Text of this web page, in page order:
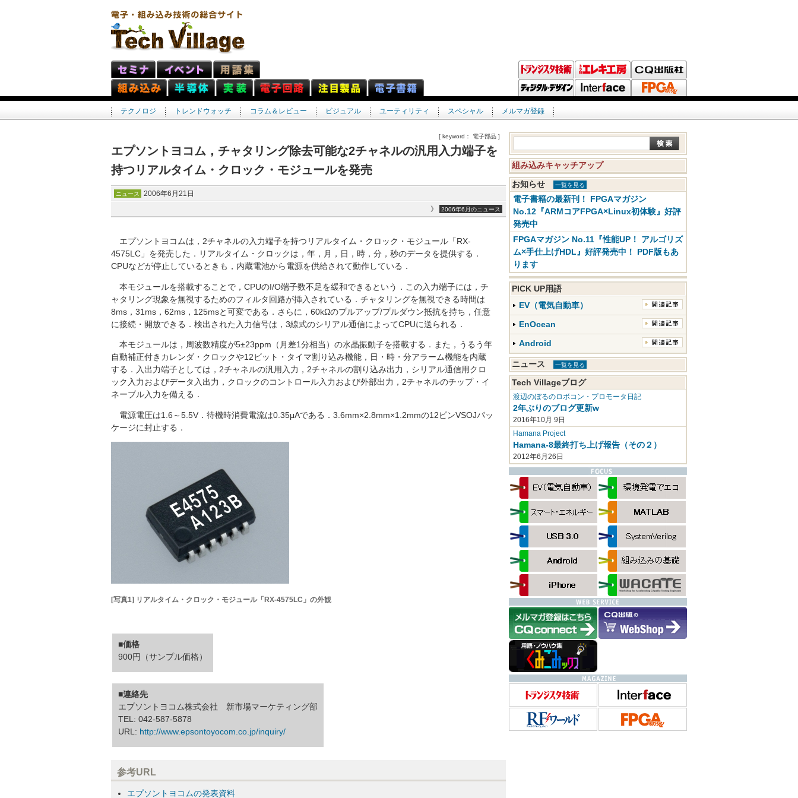
テクノロジ トレンドウォッチ コラム＆レビュー ビジュアル ユーティリティ スペシャル メルマガ登録
[ keyword： 電子部品 ]
エプソントヨコム，チャタリング除去可能な2チャネルの汎用入力端子を
持つリアルタイム・クロック・モジュールを発売
ニュース 2006年6月21日
》 2006年6月のニュース
エプソントヨコムは，2チャネルの入力端子を持つリアルタイム・クロック・モジュール「RX-
4575LC」を発売した．リアルタイム・クロックは，年，月，日，時，分，秒のデータを提供する．
CPUなどが停止しているときも，内蔵電池から電源を供給されて動作している．
本モジュールを搭載することで，CPUのI/O端子数不足を緩和できるという．この入力端子には，チ
ャタリング現象を無視するためのフィルタ回路が挿入されている．チャタリングを無視できる時間は
8ms，31ms，62ms，125msと可変である．さらに，60kΩのプルアップ/プルダウン抵抗を持ち，任意
に接続・開放できる．検出された入力信号は，3線式のシリアル通信によってCPUに送られる．
本モジュールは，周波数精度が5±23ppm（月差1分相当）の水晶振動子を搭載する．また，うるう年
自動補正付きカレンダ・クロックや12ビット・タイマ割り込み機能，日・時・分アラーム機能を内蔵
する．入出力端子としては，2チャネルの汎用入力，2チャネルの割り込み出力，シリアル通信用クロ
ック入力およびデータ入出力，クロックのコントロール入力および外部出力，2チャネルのチップ・イ
ネーブル入力を備える．
電源電圧は1.6～5.5V．待機時消費電流は0.35μAである．3.6mm×2.8mm×1.2mmの12ピンVSOJパッ
ケージに封止する．
[写真1] リアルタイム・クロック・モジュール「RX-4575LC」の外観
■価格
900円（サンプル価格）
■連絡先
エプソントヨコム株式会社 新市場マーケティング部
TEL: 042-587-5878
URL: http://www.epsontoyocom.co.jp/inquiry/
参考URL
エプソントヨコムの発表資料
組み込みキャッチアップ
お知らせ 一覧を見る
電子書籍の最新刊！ FPGAマガジン
No.12『ARMコアFPGA×Linux初体験』好評
発売中
FPGAマガジン No.11『性能UP！ アルゴリズ
ム×手仕上げHDL』好評発売中！ PDF版もあ
ります
PICK UP用語
EV（電気自動車）
EnOcean
Android
ニュース 一覧を見る
Tech Villageブログ
渡辺のぼるのロボコン・プロモータ日記
2年ぶりのブログ更新w
2016年10月 9日
Hamana Project
Hamana-8最終打ち上げ報告（その２）
2012年6月26日